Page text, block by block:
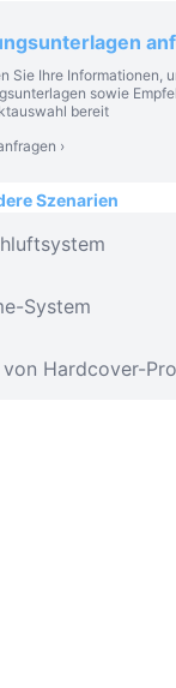
Sie Ihre Informationen,
sowie
bereit
›
Szenarien
System
von Hardcover-